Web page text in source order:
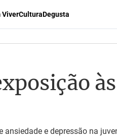
ViverCulturaDegusta
e depressão na